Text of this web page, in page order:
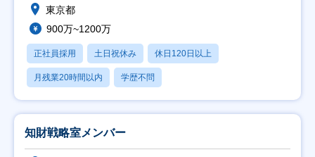
東京都
900万~1200万
正社員採用 土日祝休み 休日120日以上
月残業20時間以内 学歴不問
知財戦略室メンバー